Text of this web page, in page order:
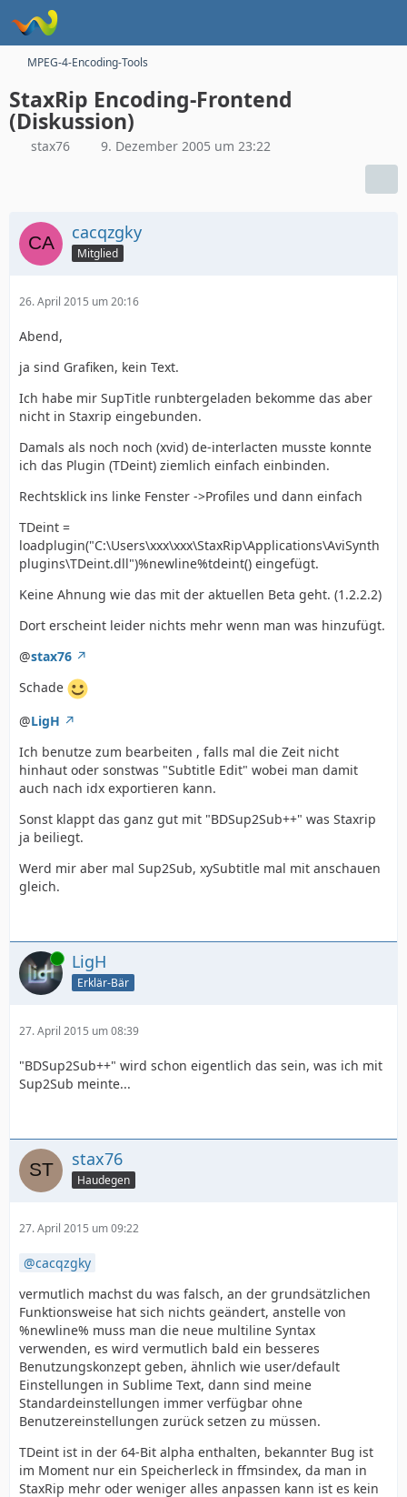
MPEG-4-Encoding-Tools
StaxRip Encoding-Frontend
(Diskussion)
stax76 9. Dezember 2005 um 23:22
cacqzgky
Mitglied
26. April 2015 um 20:16
Abend,
ja sind Grafiken, kein Text.
Ich habe mir SupTitle runbtergeladen bekomme das aber
nicht in Staxrip eingebunden.
Damals als noch noch (xvid) de-interlacten musste konnte
ich das Plugin (TDeint) ziemlich einfach einbinden.
Rechtsklick ins linke Fenster ->Profiles und dann einfach
TDeint =
loadplugin("C:\Users\xxx\xxx\StaxRip\Applications\AviSynth
plugins\TDeint.dll")%newline%tdeint() eingefügt.
Keine Ahnung wie das mit der aktuellen Beta geht. (1.2.2.2)
Dort erscheint leider nichts mehr wenn man was hinzufügt.
@stax76
Schade
@LigH
Ich benutze zum bearbeiten , falls mal die Zeit nicht
hinhaut oder sonstwas "Subtitle Edit" wobei man damit
auch nach idx exportieren kann.
Sonst klappt das ganz gut mit "BDSup2Sub++" was Staxrip
ja beiliegt.
Werd mir aber mal Sup2Sub, xySubtitle mal mit anschauen
gleich.
Online LigH
Erklär-Bär
27. April 2015 um 08:39
"BDSup2Sub++" wird schon eigentlich das sein, was ich mit
Sup2Sub meinte...
stax76
Haudegen
27. April 2015 um 09:22
cacqzgky
vermutlich machst du was falsch, an der grundsätzlichen
Funktionsweise hat sich nichts geändert, anstelle von
%newline% muss man die neue multiline Syntax
verwenden, es wird vermutlich bald ein besseres
Benutzungskonzept geben, ähnlich wie user/default
Einstellungen in Sublime Text, dann sind meine
Standardeinstellungen immer verfügbar ohne
Benutzereinstellungen zurück setzen zu müssen.
TDeint ist in der 64-Bit alpha enthalten, bekannter Bug ist
im Moment nur ein Speicherleck in ffmsindex, da man in
StaxRip mehr oder weniger alles anpassen kann ist es kein